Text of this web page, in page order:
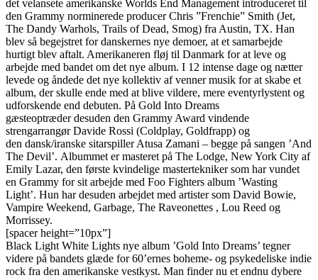
det velansete amerikanske Worlds End Management introduceret til
den Grammy norminerede producer Chris ”Frenchie” Smith (Jet,
The Dandy Warhols, Trails of Dead, Smog) fra Austin, TX. Han
blev så begejstret for danskernes nye demoer, at et samarbejde
hurtigt blev aftalt. Amerikaneren fløj til Danmark for at leve og
arbejde med bandet om det nye album. I 12 intense dage og nætter
levede og åndede det nye kollektiv af venner musik for at skabe et
album, der skulle ende med at blive vildere, mere eventyrlystent og
udforskende end debuten. På Gold Into Dreams
gæsteoptræder desuden den Grammy Award vindende
strengarrangør Davide Rossi (Coldplay, Goldfrapp) og
den dansk/iranske sitarspiller Atusa Zamani – begge på sangen ’And
The Devil’. Albummet er masteret på The Lodge, New York City af
Emily Lazar, den første kvindelige mastertekniker som har vundet
en Grammy for sit arbejde med Foo Fighters album ’Wasting
Light’. Hun har desuden arbejdet med artister som David Bowie,
Vampire Weekend, Garbage, The Raveonettes , Lou Reed og
Morrissey.
[spacer height=”10px”]
Black Light White Lights nye album ’Gold Into Dreams’ tegner
videre på bandets glæde for 60’ernes boheme- og psykedeliske indie
rock fra den amerikanske vestkyst. Man finder nu et endnu dybere